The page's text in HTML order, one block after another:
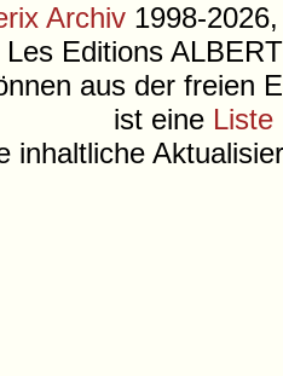
Archiv 1998-
Les Editions
aus der freien
ist eine Liste
inhaltliche